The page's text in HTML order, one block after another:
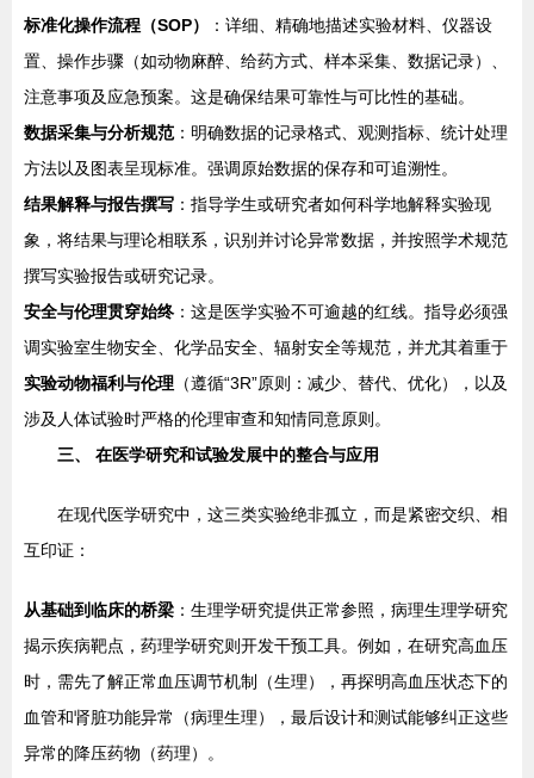
标准化操作流程（SOP）
：详细、精确地描述实验材料、仪器设
置、操作步骤（如动物麻醉、给药方式、样本采集、数据记录）、
注意事项及应急预案。这是确保结果可靠性与可比性的基础。
数据采集与分析规范 ：明确数据的记录格式、观测指标、统计处理
方法以及图表呈现标准。强调原始数据的保存和可追溯性。
结果解释与报告撰写 ：指导学生或研究者如何科学地解释实验现
象，将结果与理论相联系，识别并讨论异常数据，并按照学术规范
撰写实验报告或研究记录。
安全与伦理贯穿始终：这是医学实验不可逾越的红线。指导必须强
调实验室生物安全、化学品安全、辐射安全等规范，并尤其着重于
实验动物福利与伦理 （遵循“3R”原则：减少、替代、优化），以及
涉及人体试验时严格的伦理审查和知情同意原则。
三、 在医学研究和试验发展中的整合与应用
在现代医学研究中，这三类实验绝非孤立，而是紧密交织、相
互印证：
从基础到临床的桥梁 ：生理学研究提供正常参照，病理生理学研究
揭示疾病靶点，药理学研究则开发干预工具。例如，在研究高血压
时，需先了解正常血压调节机制（生理），再探明高血压状态下的
血管和肾脏功能异常（病理生理），最后设计和测试能够纠正这些
异常的降压药物（药理）。